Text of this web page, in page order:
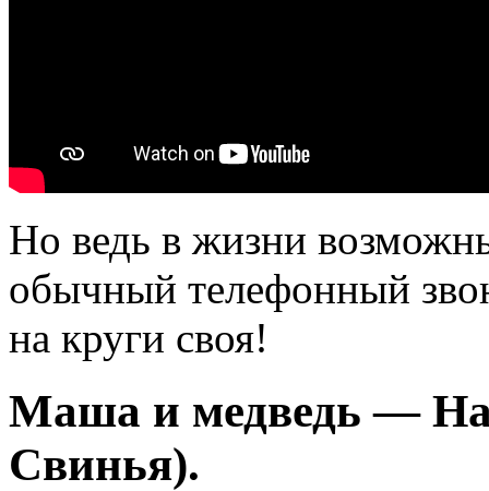
Но ведь в жизни
обычный телефонный
на круги своя!
Маша и медведь — На
Свинья).